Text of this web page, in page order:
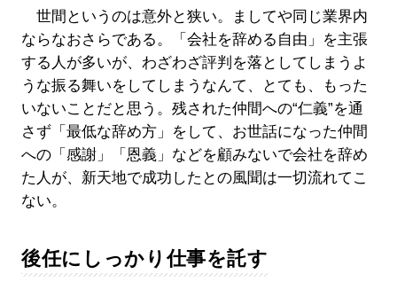
世間というのは意外と狭い。ましてや同じ業界内
ならなおさらである。「会社を辞める自由」を主張
する人が多いが、わざわざ評判を落としてしまうよ
うな振る舞いをしてしまうなんて、とても、もった
いないことだと思う。残された仲間への“仁義”を通
さず「最低な辞め方」をして、お世話になった仲間
への「感謝」「恩義」などを顧みないで会社を辞め
た人が、新天地で成功したとの風聞は一切流れてこ
ない。
後任にしっかり仕事を託す